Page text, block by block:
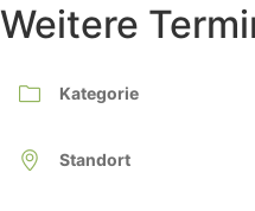
Weitere